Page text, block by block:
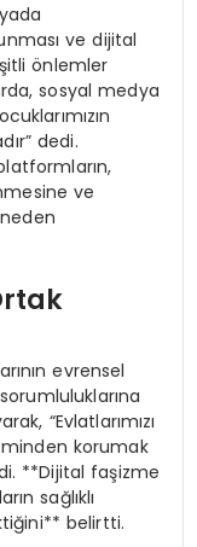
ve dijital
önlemler
sosyal medya
dedi.
ve
evrensel
“Evlatlarımızı
korumak
**Dijital faşizme
sağlıklı
belirtti.